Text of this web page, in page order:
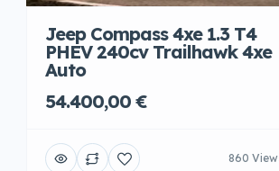
Jeep Compass 4xe 1.3 T4
PHEV 240cv Trailhawk 4xe
Auto
54.400,00 €
860